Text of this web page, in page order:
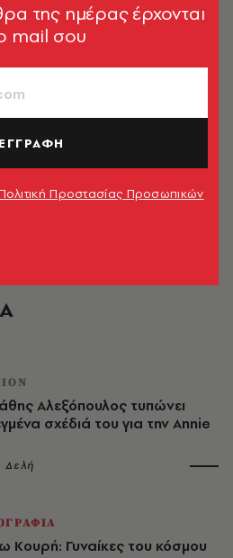
Αλεξόπουλος τυπώνει
σχέδιά του για την Annie
Δελή
Κουρή: Γυναίκες του κόσμου
της ημέρας έρχονται
mail σου
ΕΓΓΡΑΦΗ
Προστασίας Προσωπικών